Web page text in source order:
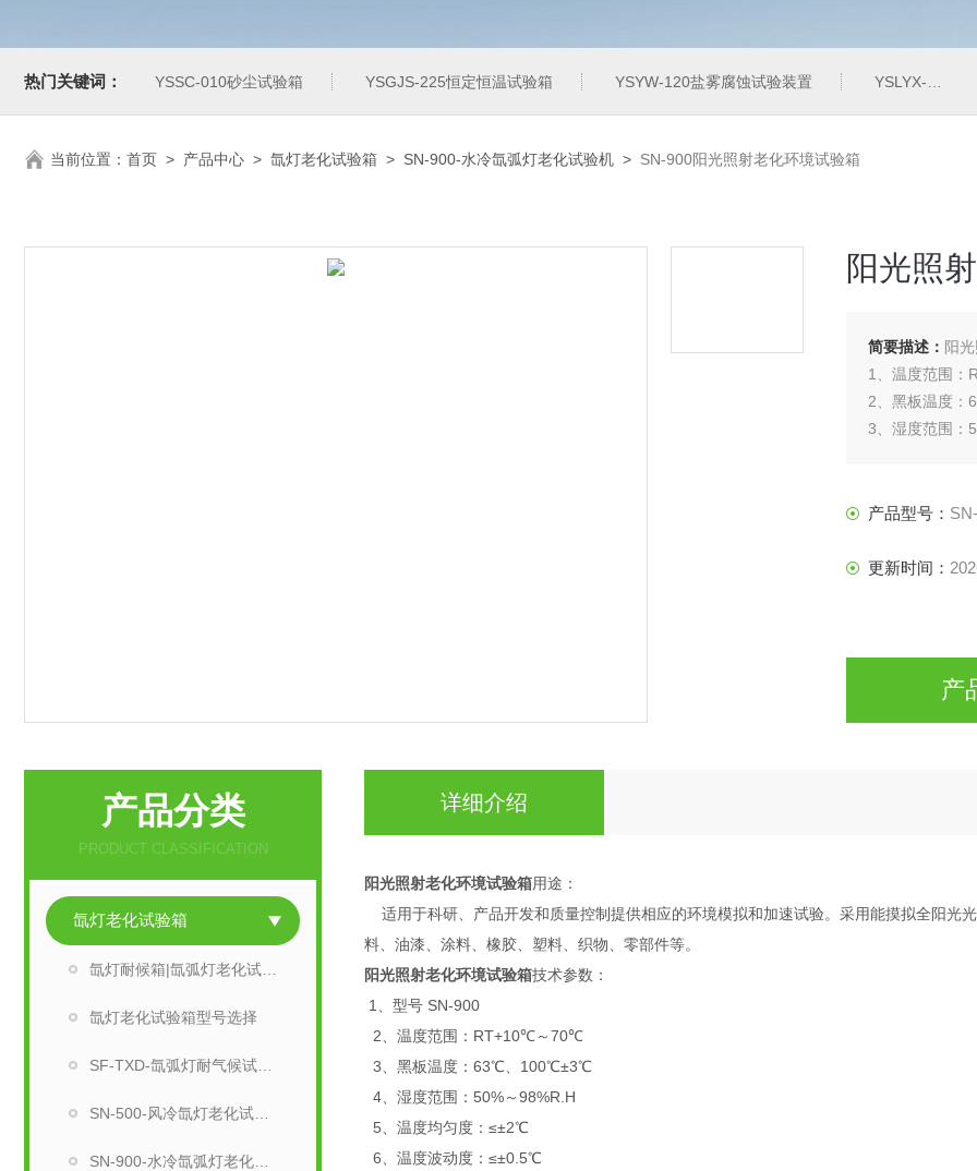
热门关键词： YSSC-010砂尘试验箱 YSGJS-225恒定恒温试验箱 YSYW-120盐雾腐蚀试验装置 YSLYX-010防水试验设备
当前位置： 首页 > 产品中心 > 氙灯老化试验箱 > SN-900-水冷氙弧灯老化试验机 > SN-900阳光照射老化环境试验箱
阳光照
简要描述： 阳
1、温度范围
2、黑板温度
3、湿度范围：
产品型号：
更新时间：
产
产品分类
PRODUCT CLASSIFICATION
氙灯老化试验箱
氙灯老化试验箱型号选择
详细介绍
阳光照射老化环境试验箱用途：
适用于科研、产品开发和质量控制提供相应的环境模拟和加速试验。采用能摸拟全阳光
料、油漆、涂料、橡胶、塑料、织物、零部件等。
阳光照射老化环境试验箱技术参数：
1、型号 SN-900
2、温度范围：RT+10℃～70℃
3、黑板温度：63℃、100℃±3℃
4、湿度范围：50%～98%R.H
5、温度均匀度：≤±2℃
6、温度波动度：≤±0.5℃